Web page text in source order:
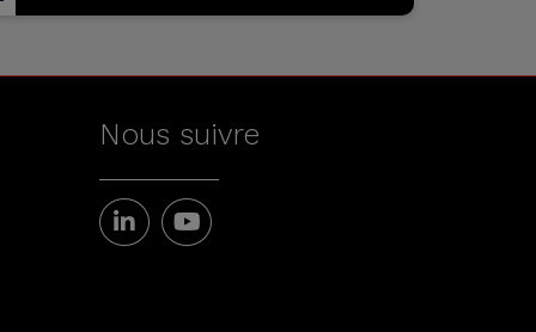
Nous suivre